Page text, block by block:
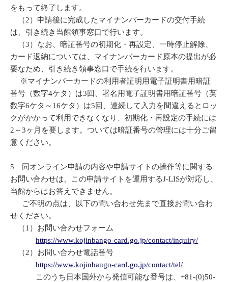
をもって終了します。
（2）申請後に完成したマイナンバーカードの交付手続
は、引き続き当館領事窓口で行います。
（3）なお、暗証番号の初期化・再設定、一時停止解除、
カード返納については、マイナンバーカード原本の提出が必
要なため、引き続き領事窓口で手続を行います。
※マイナンバーカードの利用者証明用電子証明書用暗証
番号（数字4ケタ）は3回、署名用電子証明書用暗証番号（英
数字6ケタ～16ケタ）は5回、連続して入力を間違えるとロッ
クがかかって利用できなくなり、初期化・再設定の手続には
2～3ヶ月を要します。ついては暗証番号の管理には十分ご留
意ください。
5 同オンライン申請の内容や申請サイトの操作等に関する
お問い合わせは、この申請サイトを運用するJ-LISが対応し、
当館からはお答えできません。
ご不明の点は、以下の問い合わせ先まで直接お問い合わ
せください。
（1）お問い合わせフォーム
https://www.kojinbango-card.go.jp/contact/inquiry/
（2）お問い合わせ電話番号
https://www.kojinbango-card.go.jp/contact/tel/
このうち日本国外から発信可能な番号は、+81-(0)50-